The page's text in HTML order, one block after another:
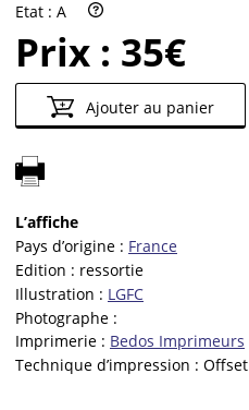
Etat : A
Prix : 35€
Ajouter au panier
L’affiche
Pays d’origine : France
Edition : ressortie
Illustration : LGFC
Photographe :
Imprimerie : Bedos Imprimeurs
Technique d’impression : Offset